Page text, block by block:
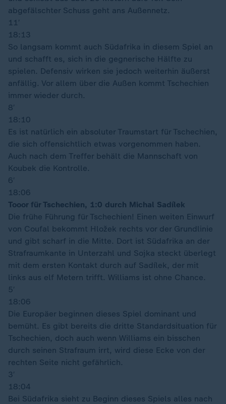
abgefälschter Schuss geht ans Außennetz.
11′
18:13
So langsam kommt auch Südafrika in diesem Spiel an
und schafft es, sich in die gegnerische Hälfte zu
spielen. Defensiv wirken sie jedoch weiterhin äußerst
anfällig. Vor allem über die Außen kommt Tschechien
immer wieder durch.
8′
18:10
Es ist natürlich ein absoluter Traumstart für Tschechien,
die sich offensichtlich etwas vorgenommen haben.
Auch nach dem Treffer behält die Mannschaft von
Koubek die Kontrolle.
6′
18:06
Tooor für Tschechien, 1:0 durch Michal Sadílek
Die frühe Führung für Tschechien! Einen weiten Einwurf
von Coufal bekommt Hložek rechts vor der Grundlinie
und gibt scharf in die Mitte. Dort ist Südafrika an der
Strafraumkante in Unterzahl und Sojka steckt überlegt
mit dem ersten Kontakt durch auf Sadílek, der mit
links aus elf Metern trifft. Williams ist ohne Chance.
5′
18:06
Die Europäer beginnen dieses Spiel dominant und
bemüht. Es gibt bereits die dritte Standardsituation für
Tschechien, doch auch wenn Williams ein bisschen
durch seinen Strafraum irrt, wird diese Ecke von der
rechten Seite nicht gefährlich.
3′
18:04
Bei Südafrika sieht zu Beginn dieses Spiels alles nach